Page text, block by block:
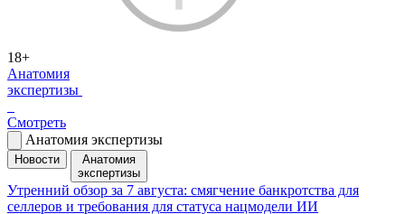
18+
Анатомия
экспертизы
Смотреть
Анатомия экспертизы
Новости
Анатомия
экспертизы
Утренний обзор за 7 августа: смягчение банкротства для
селлеров и требования для статуса нацмодели ИИ